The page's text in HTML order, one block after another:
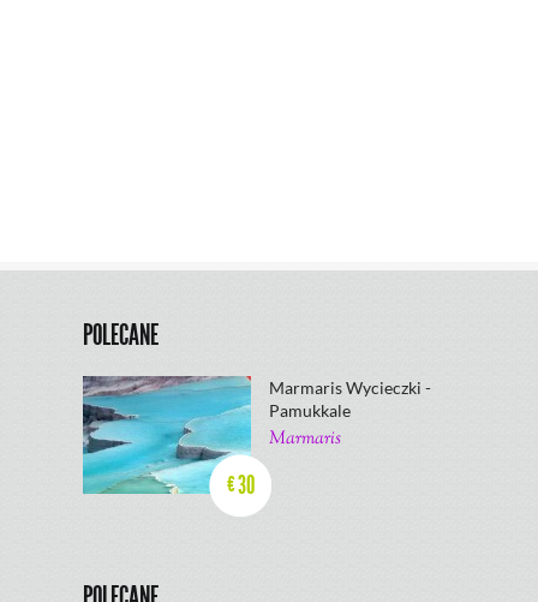
POLECANE
€30
Marmaris Wycieczki -
Pamukkale
Marmaris